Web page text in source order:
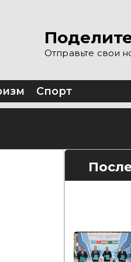
Отправьте свои
Спорт